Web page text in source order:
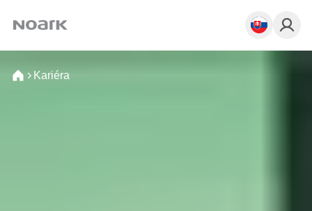
Kariéra